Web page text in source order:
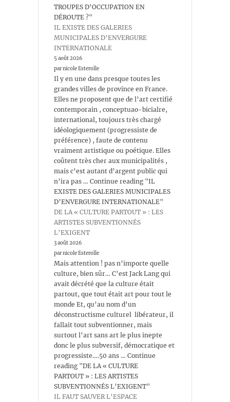
TROUPES D’OCCUPATION EN
DÉROUTE ?"
IL EXISTE DES GALERIES
MUNICIPALES D’ENVERGURE
INTERNATIONALE
5 août 2026
par nicole Esterolle
Il y en une dans presque toutes les
grandes villes de province en France.
Elles ne proposent que de l’art certifié
contemporain , conceptuao-bicialre,
international, toujours très chargé
idéologiquement (progressiste de
préférence) , faute de contenu
vraiment artistique ou poétique. Elles
coûtent très cher aux municipalités ,
mais c’est autant d’argent public qui
n’ira pas … Continue reading "IL
EXISTE DES GALERIES MUNICIPALES
D’ENVERGURE INTERNATIONALE"
DE LA « CULTURE PARTOUT » : LES
ARTISTES SUBVENTIONNÉS
L’EXIGENT
3 août 2026
par nicole Esterolle
Mais attention ! pas n’importe quelle
culture, bien sûr… C’est Jack Lang qui
avait décrété que la culture était
partout, que tout était art pour tout le
monde Et, qu’au nom d’un
déconstructisme culturel libérateur, il
fallait tout subventionner, mais
surtout l’art sans art le plus inepte
donc le plus subversif, démocratique et
progressiste….50 ans … Continue
reading "DE LA « CULTURE
PARTOUT » : LES ARTISTES
SUBVENTIONNÉS L’EXIGENT"
IL FAUT SAUVER L’ESPACE